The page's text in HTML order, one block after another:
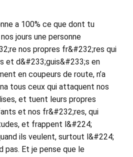
a 100% ce que dont tu
jours une personne
nos propres fr&#232;res qui
et d&#233;guis&#233;s en
en coupeurs de route, n’a
tous ceux qui attaquent nos
et tuent leurs propres
et nos fr&#232;res, qui
et frappent l&#224;
ils veulent, surtout l&#224;
pas. Et je pense que le